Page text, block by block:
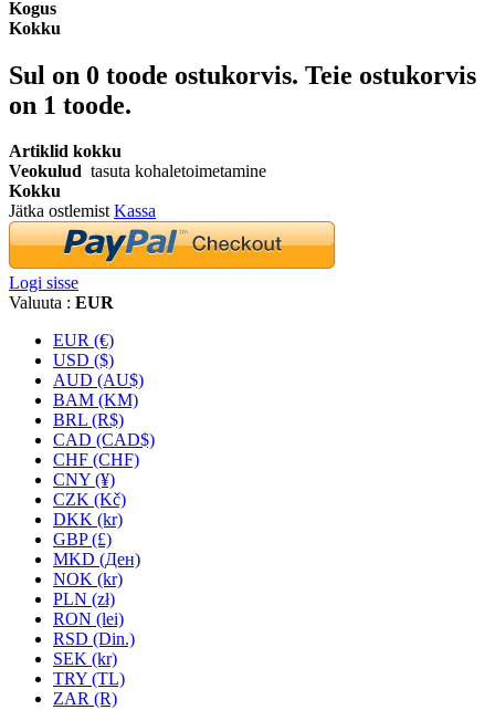
Kogus
Kokku
Sul on 0 toode ostukorvis. Teie ostukorvis
on 1 toode.
Artiklid kokku
Veokulud tasuta kohaletoimetamine
Kokku
Jätka ostlemistKassa
Logi sisse
Valuuta : EUR
EUR (€)
USD ($)
AUD (AU$)
BAM (KM)
BRL (R$)
CAD (CAD$)
CHF (CHF)
CNY (¥)
CZK (Kč)
DKK (kr)
GBP (£)
MKD (Ден)
NOK (kr)
PLN (zł)
RON (lei)
RSD (Din.)
SEK (kr)
TRY (TL)
ZAR (R)